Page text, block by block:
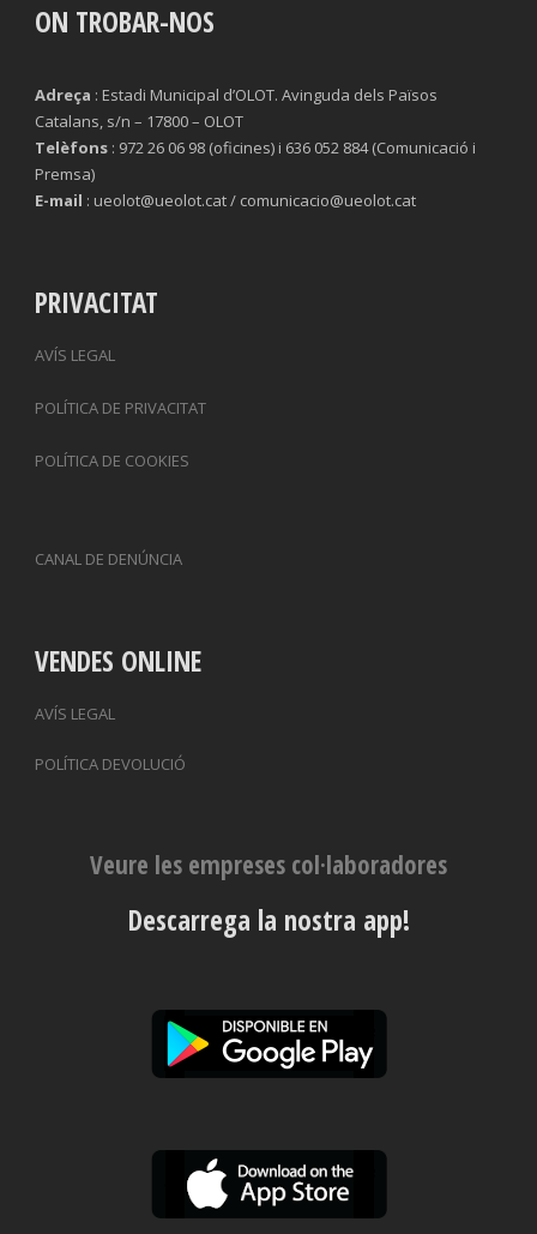
ON TROBAR-NOS
Adreça : Estadi Municipal d’OLOT. Avinguda dels Països
Catalans, s/n – 17800 – OLOT
Telèfons : 972 26 06 98 (oficines) i 636 052 884 (Comunicació i
Premsa)
E-mail : ueolot@ueolot.cat / comunicacio@ueolot.cat
PRIVACITAT
AVÍS LEGAL
POLÍTICA DE PRIVACITAT
POLÍTICA DE COOKIES
CANAL DE DENÚNCIA
VENDES ONLINE
AVÍS LEGAL
POLÍTICA DEVOLUCIÓ
Veure les empreses col·laboradores
Descarrega la nostra app!